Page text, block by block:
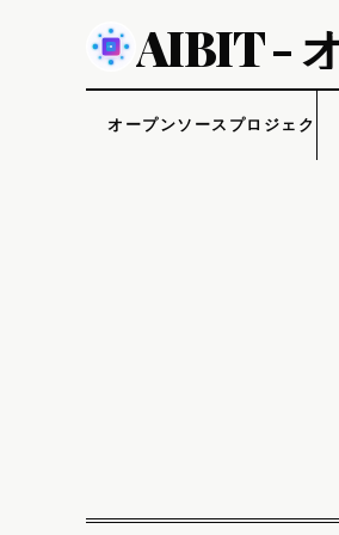
AIBIT -
オープンソースプロジェクト